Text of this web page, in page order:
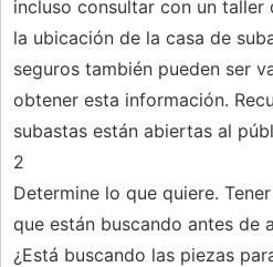
incluso consultar con un taller
la ubicación de la casa de
seguros también pueden ser
obtener esta información.
subastas están abiertas al
2
Determine lo que quiere.
que están buscando antes de
¿Está buscando las piezas